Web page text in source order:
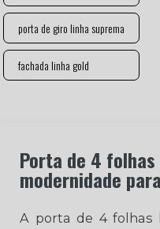
porta de giro linha suprema
fachada linha gold
Porta de 4 folhas
modernidade
A porta de 4 folhas